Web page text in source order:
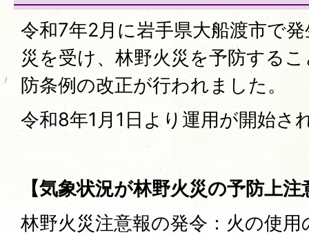
令和7年2月に岩手県大船渡市で
災を受け、林野火災を予防する
防条例の改正が行われました。
令和8年1月1日より運用が開始さ
【気象状況が林野火災の予防上
林野火災注意報の発令：火の使